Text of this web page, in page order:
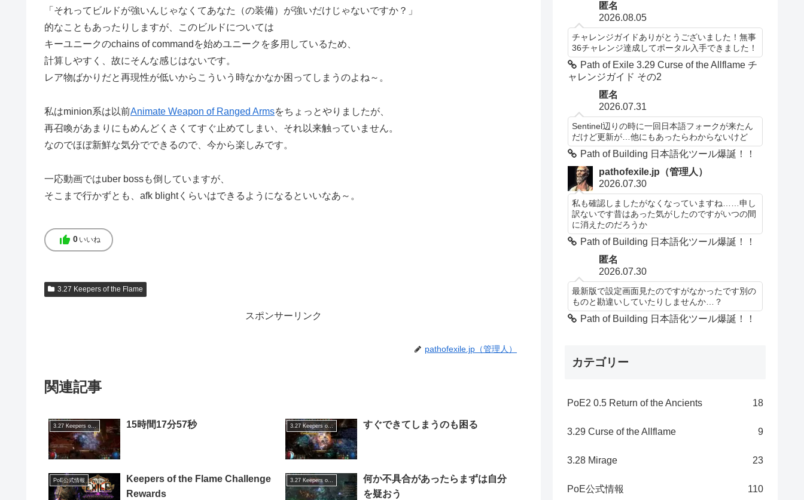
「それってビルドが強いんじゃなくてあなた（の装備）が強いだけじゃないですか？」
的なこともあったりしますが、このビルドについては
キーユニークのchains of commandを始めユニークを多用しているため、
計算しやすく、故にそんな感じはないです。
レア物ばかりだと再現性が低いからこういう時なかなか困ってしまうのよね～。
私はminion系は以前Animate Weapon of Ranged Armsをちょっとやりましたが、
再召喚があまりにもめんどくさくてすぐ止めてしまい、それ以来触っていません。
なのでほぼ新鮮な気分でできるので、今から楽しみです。
一応動画ではuber bossも倒していますが、
そこまで行かずとも、afk blightくらいはできるようになるといいなあ～。
thumb_up 0 いいね
3.27 Keepers of the Flame
スポンサーリンク
pathofexile.jp（管理人）
関連記事
15時間17分57秒 すぐできてしまうのも困る
PoE公式情報
Keepers of the Flame Challenge
Rewards
3.27 Keepers of the Flame
何か不具合があったらまずは自分
を疑おう
匿名
2026.08.05
チャレンジガイドありがとうございました！無事
36チャレンジ達成してポータル入手できました！
Path of Exile 3.29 Curse of the Allflame チ
ャレンジガイド その2
匿名
2026.07.31
Sentinel辺りの時に一回日本語フォークが来たん
だけど更新が…他にもあったらわからないけど
Path of Building 日本語化ツール爆誕！！
pathofexile.jp（管理人）
2026.07.30
私も確認しましたがなくなっていますね……申し
訳ないです昔はあった気がしたのですがいつの間
に消えたのだろうか
Path of Building 日本語化ツール爆誕！！
匿名
2026.07.30
最新版で設定画面見たのですがなかったです別の
ものと勘違いしていたりしませんか…？
Path of Building 日本語化ツール爆誕！！
カテゴリー
PoE2 0.5 Return of the Ancients 18
3.29 Curse of the Allflame 9
3.28 Mirage 23
PoE公式情報 110